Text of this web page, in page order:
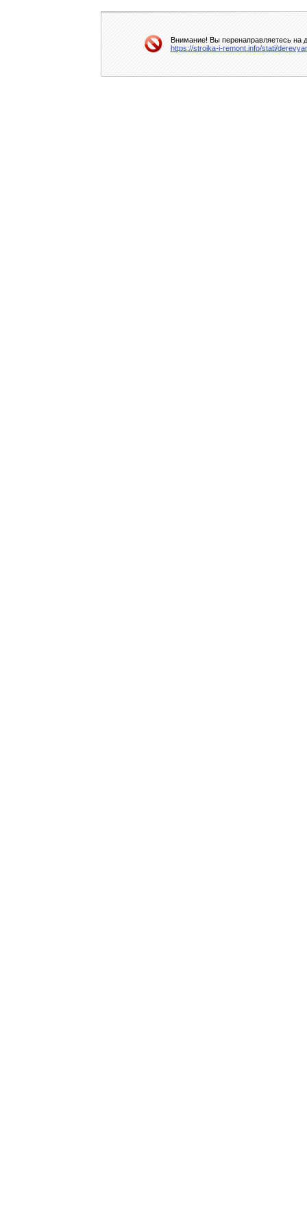
Внимание! Вы перенаправляетесь на
https://stroika-i-remont.info/stati/